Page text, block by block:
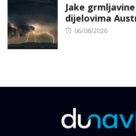
Jake
dijelovima
Posted
06/08/2026